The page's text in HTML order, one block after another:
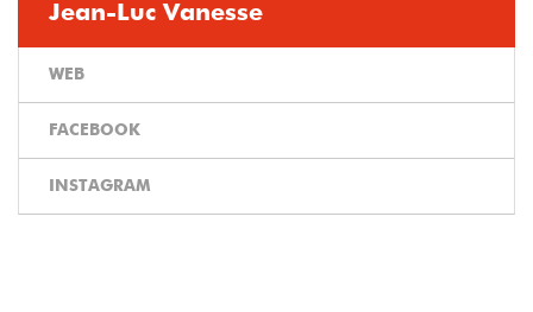
Jean-Luc Vanesse
WEB
FACEBOOK
INSTAGRAM